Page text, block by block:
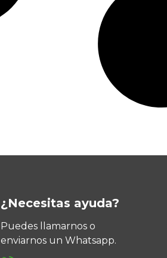
¿Necesitas ayuda?
Puedes llamarnos o
enviarnos un Whatsapp.